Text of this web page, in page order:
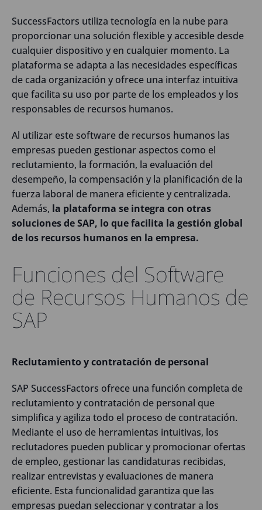
SuccessFactors utiliza tecnología en la nube para
proporcionar una solución flexible y accesible desde
cualquier dispositivo y en cualquier momento. La
plataforma se adapta a las necesidades específicas
de cada organización y ofrece una interfaz intuitiva
que facilita su uso por parte de los empleados y los
responsables de recursos humanos.
Al utilizar este software de recursos humanos las
empresas pueden gestionar aspectos como el
reclutamiento, la formación, la evaluación del
desempeño, la compensación y la planificación de la
fuerza laboral de manera eficiente y centralizada.
Además, la plataforma se integra con otras
soluciones de SAP, lo que facilita la gestión global
de los recursos humanos en la empresa.
Funciones del Software
de Recursos Humanos de
SAP
Reclutamiento y contratación de personal
SAP SuccessFactors ofrece una función completa de
reclutamiento y contratación de personal que
simplifica y agiliza todo el proceso de contratación.
Mediante el uso de herramientas intuitivas, los
reclutadores pueden publicar y promocionar ofertas
de empleo, gestionar las candidaturas recibidas,
realizar entrevistas y evaluaciones de manera
eficiente. Esta funcionalidad garantiza que las
empresas puedan seleccionar y contratar a los